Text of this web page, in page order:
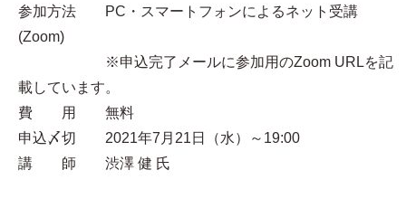
参加方法 PC・スマートフォンによるネット受講
(Zoom)
※申込完了メールに参加用のZoom URLを記
載しています。
費 用 無料
申込〆切 2021年7月21日（水）～19:00
講 師 渋澤 健 氏